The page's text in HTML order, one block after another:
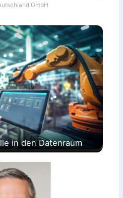
GmbH
in den Datenraum